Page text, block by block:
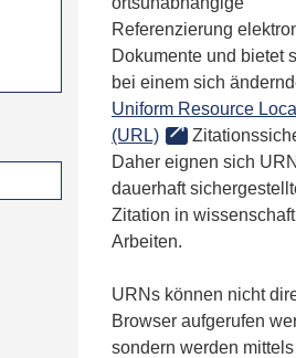
Referenzierung
Dokumente und bietet
bei einem sich
Uniform Resource
(URL)
Daher eignen sich
dauerhaft
Zitation in
Arbeiten.
URNs können nicht
Browser aufgerufen
sondern werden